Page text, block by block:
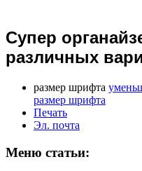
Супер
различных
размер шрифта
размер шрифта
Печать
Эл. почта
Меню статьи: